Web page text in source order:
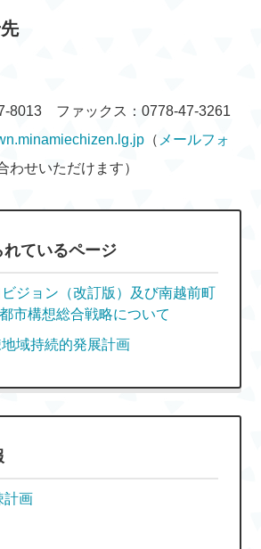
8013 ファックス：0778-47-3261
（ メールフォ
わせいただけます）
れているページ
ジョン（改訂版）及び南越前町
市構想総合戦略について
域持続的発展計画
計画